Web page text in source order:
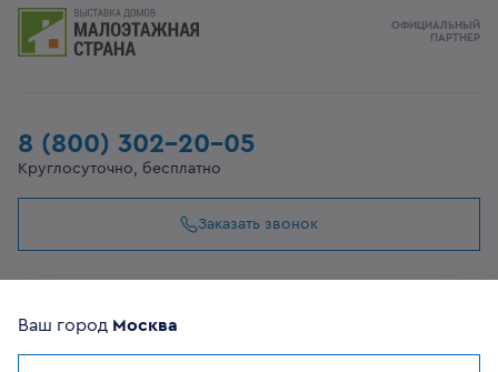
8 (800) 302-20-05
Круглосуточно, бесплатно
Заказать звонок
ОФИЦИАЛЬНЫЙ
ПАРТНЕР
Ваш город Москва